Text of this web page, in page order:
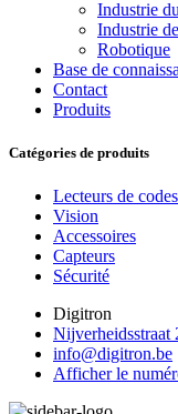
Industrie
Industrie
Robotique
Base de
Contact
Produits
Catégories de produits
Lecteurs de
Vision
Accessoires
Capteurs
Sécurité
Digitron
Nijverheidsstraat
info@digitron.be
Afficher le